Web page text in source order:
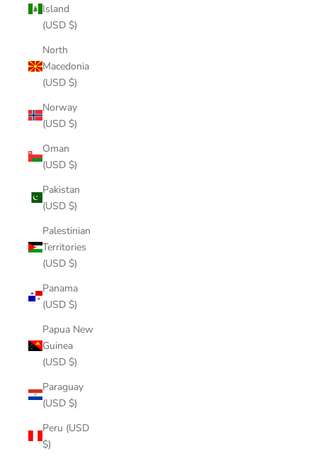
Island
(USD $)
North
Macedonia
(USD $)
Norway
(USD $)
Oman
(USD $)
Pakistan
(USD $)
Palestinian
Territories
(USD $)
Panama
(USD $)
Papua New
Guinea
(USD $)
Paraguay
(USD $)
Peru (USD
$)